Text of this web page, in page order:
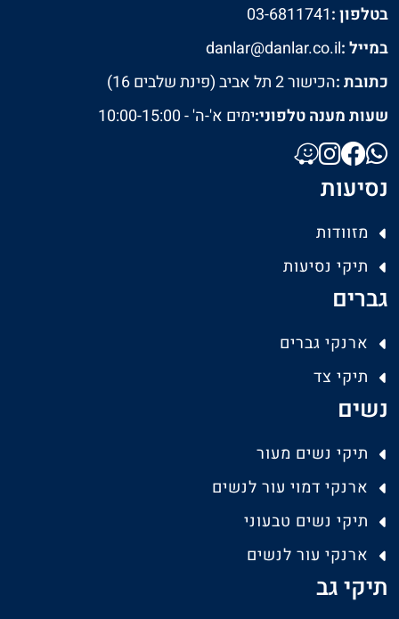
בטלפון :03-6811741
במייל :danlar@danlar.co.il
כתובת :הכישור 2 תל אביב (פינת שלבים 16)
שעות מענה טלפוני:ימים א'-ה' - 10:00-15:00
נסיעות
מזוודות
תיקי נסיעות
גברים
ארנקי גברים
תיקי צד
נשים
תיקי נשים מעור
ארנקי דמוי עור לנשים
תיקי נשים טבעוני
ארנקי עור לנשים
תיקי גב